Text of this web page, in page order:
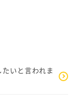
られます。
いですね。猫
の優しさが伝
いと言われま